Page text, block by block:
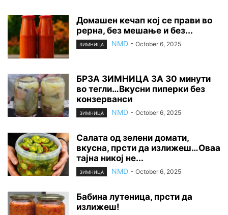
Домашен кечап кој се прави во
рерна, без мешање и без...
ЗИМНИЦА NMD - October 6, 2025
БРЗА ЗИМНИЦА ЗА 30 минути
во тегли…Вкусни пиперки без
конзерванси
ЗИМНИЦА NMD - October 6, 2025
Салата од зелени домати,
вкусна, прсти да излижеш…Оваа
тајна никој не...
ЗИМНИЦА NMD - October 6, 2025
Бабина лутеница, прсти да
излижеш!